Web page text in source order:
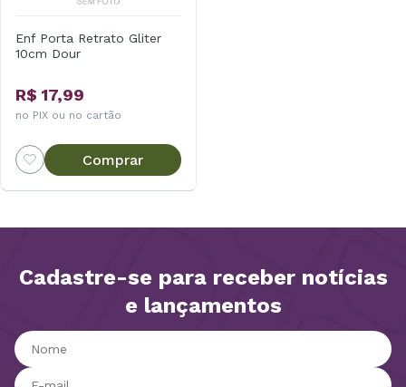
Enf Porta Retrato Gliter
10cm Dour
R$ 17,99
no PIX ou no cartão
Comprar
Cadastre-se para receber notícias
e lançamentos